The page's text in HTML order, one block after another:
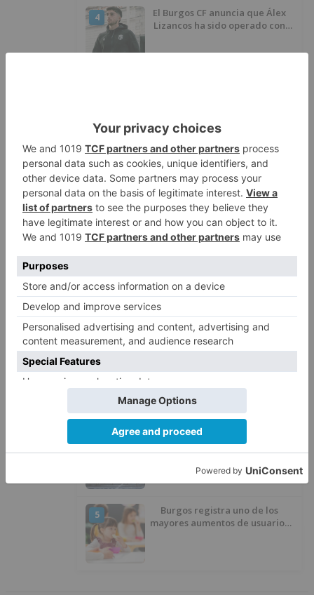
4
El Burgos CF anuncia que Álex
Lizancos ha sido operado con
izquierda
ocultos en su vehículo
LO ÚLTIMO
1
Fallece un ciclista en Burgos tras
avisar otro conductor que se
había caído de la bicicleta
2
El nuevo Mercado Norte de
Burgos sale a concurso con un
presupuesto de 21,7 millones
3
replica al PSOE: «No se han
interrumpido» las
desinfecciones municipales
Una fuga combativa y otro
triunfo de Johnson animan la
Burgos
5
Burgos registra uno de los
mayores aumentos de usuarios